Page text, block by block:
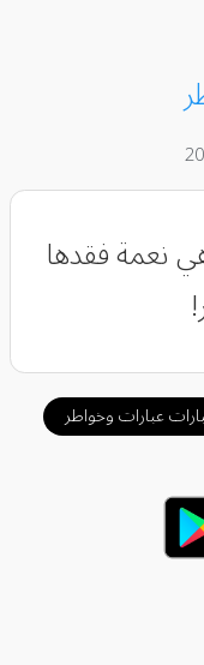
نعمة فقدها
عبارات وخواطر